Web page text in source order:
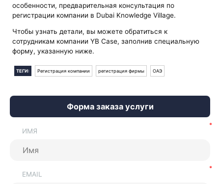
особенности, предварительная консультация по
регистрации компании в Dubai Knowledge Village.
Чтобы узнать детали, вы можете обратиться к
сотрудникам компании YB Case, заполнив специальную
форму, указанную ниже.
ТЕГИ: Регистрация компании регистрация фирмы ОАЭ
Форма заказа услуги
ИМЯ
EMAIL